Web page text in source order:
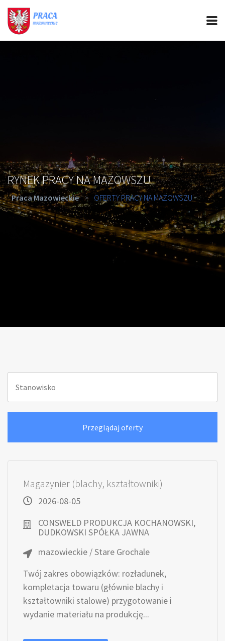
RYNEK PRACY NA MAZOWSZU
Praca Mazowieckie > OFERTY PRACY NA MAZOWSZU
Magazynier (blachy, kształtowniki)
2026-08-05
CONSWELD PRODUKCJA KOCHANOWSKI,
DUDKOWSKI SPÓŁKA JAWNA
mazowieckie / Stare Grochale
Twój zakres obowiązków: rozładunek,
kompletacja towaru (głównie blachy i
kształtowniki stalowe) przygotowanie i
wydanie materiału na produkcję...